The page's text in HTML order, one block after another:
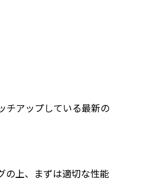
チアップしている最新の
の上、まずは適切な性能